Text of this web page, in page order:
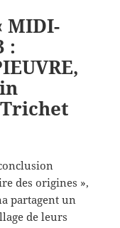
MIDI-
:
des origines »,
partagent un
de leurs